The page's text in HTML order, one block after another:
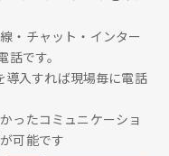
・チャット・インター
です。
入すれば現場毎に電話
ったコミュニケーショ
可能です